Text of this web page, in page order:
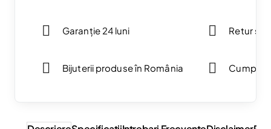
Garanție 24 luni
Bijuterii produse în România
Retur